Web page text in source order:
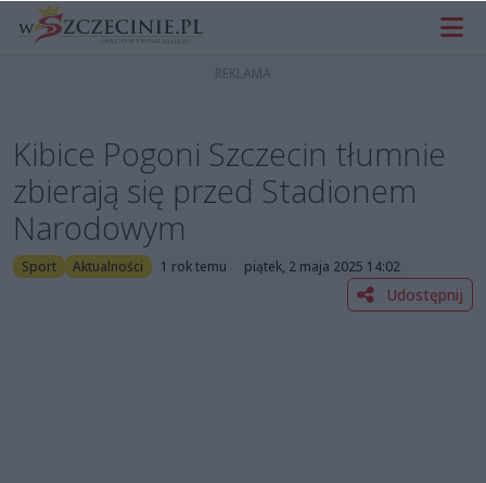
Kibice Pogoni Szczecin tłumnie
zbierają się przed Stadionem
Narodowym
Sport Aktualności 1 rok temu piątek, 2 maja 2025 14:02
Udostępnij